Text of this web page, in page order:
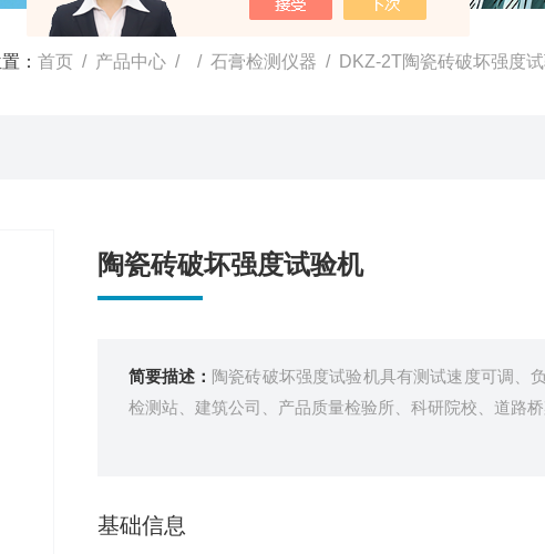
： 首页 / 产品中心 / / 石膏检测仪器 / DKZ-2T陶瓷砖破坏强度
陶瓷砖破坏强度试验机
简要描述： 陶瓷砖破坏强度试验机具有测试速度可调、
检测站、建筑公司、产品质量检验所、科研院校、道路
基础信息